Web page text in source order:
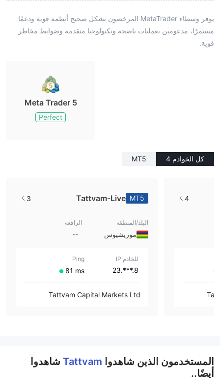
يوفر وسطاء MetaTrader المرخصون بشكل صحيح أنظمة قوية ودعمًا
مستمرًا، مدعومين بعمليات ناضجة وتكنولوجيا متقدمة وضوابط مخاطر
قوية.
Meta Trader 5
Perfect
كل الخوادم 4 MT5
MT5
Tattvam-Live
3
البلد/المنطقة
موريشيوس
الرافعة
--
للخادم IP
8.***.23
Ping
⁦81 ms⁩
Tattvam Capital Markets Ltd
4
المستخدمون الذين شاهدوا Tattvam شاهدوا
أيضًا..